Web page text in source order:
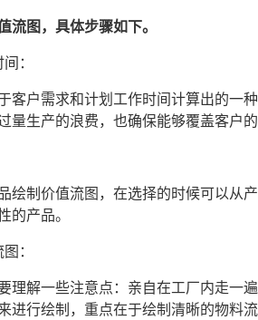
流图，具体步骤如下。
：
客户需求和计划工作时间计算出的一
量生产的浪费，也确保能够覆盖客户的
绘制价值流图，在选择的时候可以从
的产品。
：
理解一些注意点：亲自在工厂内走一
进行绘制，重点在于绘制清晰的物料